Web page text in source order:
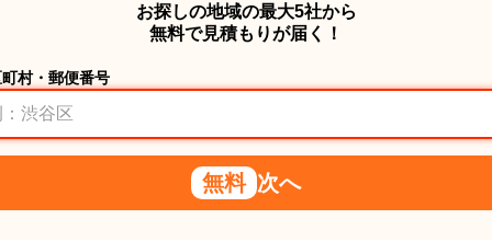
お探しの地域の最大5社から
無料で見積もりが届く！
村・郵便番号
無料 次へ